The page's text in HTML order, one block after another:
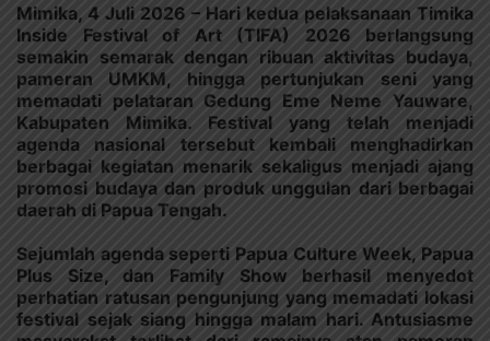
Mimika, 4 Juli 2026 – Hari kedua pelaksanaan Timika
Inside Festival of Art (TIFA) 2026 berlangsung
semakin semarak dengan ribuan aktivitas budaya,
pameran UMKM, hingga pertunjukan seni yang
memadati pelataran Gedung Eme Neme Yauware,
Kabupaten Mimika. Festival yang telah menjadi
agenda nasional tersebut kembali menghadirkan
berbagai kegiatan menarik sekaligus menjadi ajang
promosi budaya dan produk unggulan dari berbagai
daerah di Papua Tengah.
Sejumlah agenda seperti Papua Culture Week, Papua
Plus Size, dan Family Show berhasil menyedot
perhatian ratusan pengunjung yang memadati lokasi
festival sejak siang hingga malam hari. Antusiasme